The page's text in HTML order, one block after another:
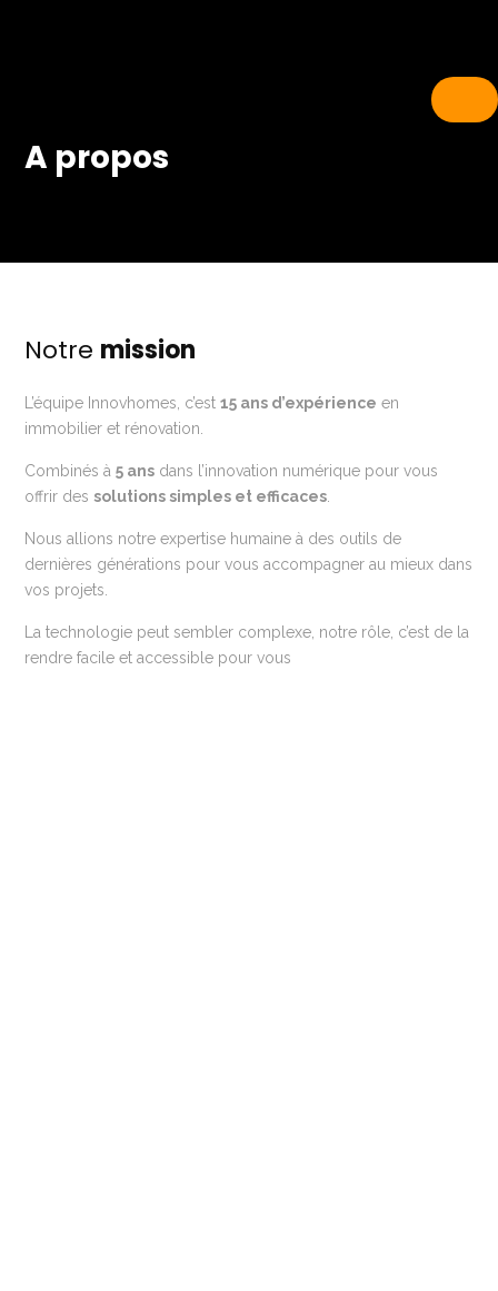
A propos
Notre mission
L’équipe Innovhomes, c’est15 ans d’expérience en
immobilier et rénovation.
Combinés à5 ans dans l’innovation numérique pour vous
offrir des solutions simples et efficaces
Nous allions notre expertise humaine à des outils de
dernières générations pour vous accompagner au mieux dans
vos projets.
La technologie peut sembler complexe, notre rôle, c’est de la
rendre facile et accessible pour vous